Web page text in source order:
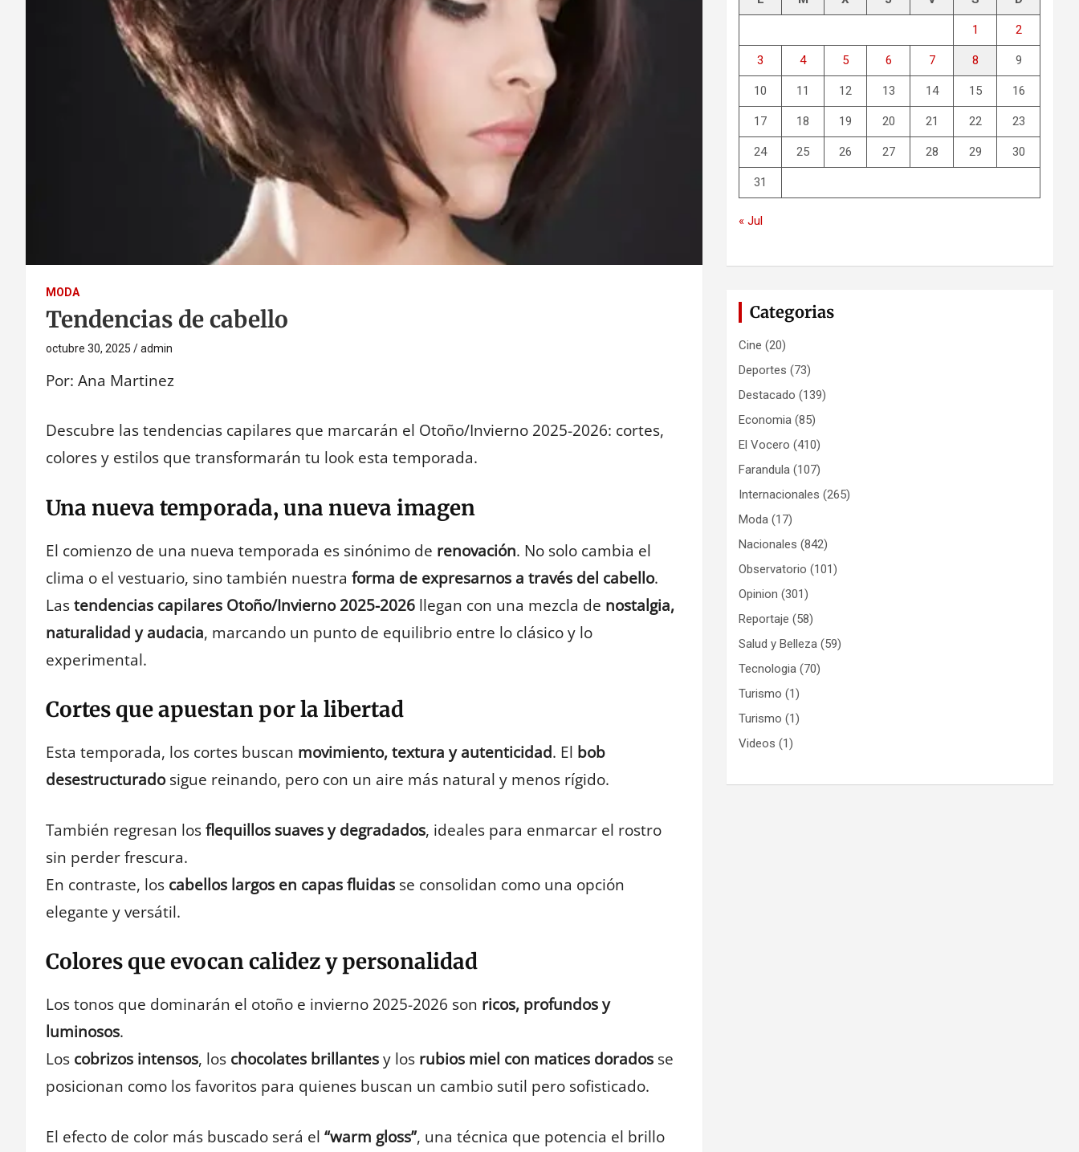
MODA
Tendencias de cabello
octubre 30, 2025 admin
Por: Ana Martinez
Descubre las tendencias capilares que marcarán el Otoño/Invierno 2025-2026: cortes,
colores y estilos que transformarán tu look esta temporada.
Una nueva temporada, una nueva imagen
El comienzo de una nueva temporada es sinónimo de renovación. No solo cambia el
clima o el vestuario, sino también nuestra forma de expresarnos a través del cabello.
Lastendencias capilares Otoño/Invierno 2025-2026 llegan con una mezcla de nostalgia,
naturalidad y audacia, marcando un punto de equilibrio entre lo clásico y lo
experimental.
Cortes que apuestan por la libertad
Esta temporada, los cortes buscan movimiento, textura y autenticidad. El bob
desestructuradosigue reinando, pero con un aire más natural y menos rígido.
También regresan losflequillos suaves y degradados, ideales para enmarcar el rostro
sin perder frescura.
En contraste, los cabellos largos en capas fluidas se consolidan como una opción
elegante y versátil.
Colores que evocan calidez y personalidad
Los tonos que dominarán el otoño e invierno 2025-2026 son ricos, profundos y
luminosos.
Los cobrizos intensos, los chocolates brillantesy los rubios miel con matices dorados se
posicionan como los favoritos para quienes buscan un cambio sutil pero sofisticado.
El efecto de color más buscado será el “warm gloss”, una técnica que potencia el brillo
1 2
3 4 5 6 7 8 9
10 11 12 13 14 15 16
17 18 19 20 21 22 23
24 25 26 27 28 29 30
31
« Jul
Categorias
Cine (20)
Deportes (73)
Destacado (139)
Economia (85)
El Vocero (410)
Farandula (107)
Internacionales (265)
Moda (17)
Nacionales (842)
Observatorio (101)
Opinion (301)
Reportaje (58)
Salud y Belleza (59)
Tecnologia (70)
Turismo (1)
Turismo (1)
Videos (1)